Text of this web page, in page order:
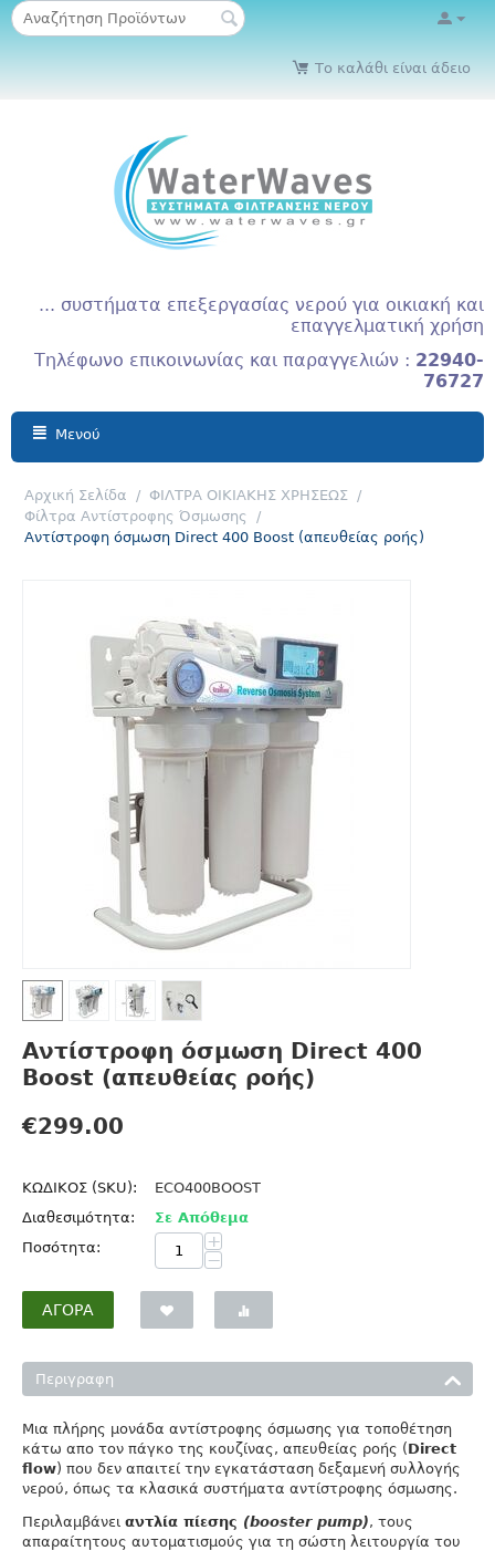
Το καλάθι είναι άδειο
... συστήματα επεξεργασίας νερού για οικιακή και
επαγγελματική χρήση
Τηλέφωνο επικοινωνίας και παραγγελιών : 22940-
76727
Μενού
Αρχική Σελίδα / ΦΙΛΤΡΑ ΟΙΚΙΑΚΗΣ ΧΡΗΣΕΩΣ /
Φίλτρα Αντίστροφης Όσμωσης
/
Αντίστροφη όσμωση Direct 400 Boost (απευθείας ροής)
Αντίστροφη όσμωση Direct 400
Boost (απευθείας ροής)
€299.00
ΚΩΔΙΚΟΣ (SKU):
ECO400BOOST
Διαθεσιμότητα:
Σε Απόθεμα
Ποσότητα:
+
−
ΑΓΟΡΆ
Περιγραφη
Μια πλήρης μονάδα αντίστροφης όσμωσης για τοποθέτηση
κάτω απο τον πάγκο της κουζίνας, απευθείας ροής (Direct
flow) που δεν απαιτεί την εγκατάσταση δεξαμενή συλλογής
νερού, όπως τα κλασικά συστήματα αντίστροφης όσμωσης.
Περιλαμβάνει αντλία πίεσης (booster pump), τους
απαραίτητους αυτοματισμούς για τη σώστη λειτουργία του